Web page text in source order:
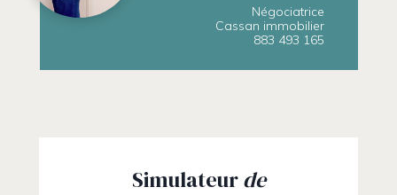
Négociatrice
Cassan immobilier
883 493 165
Simulateurde